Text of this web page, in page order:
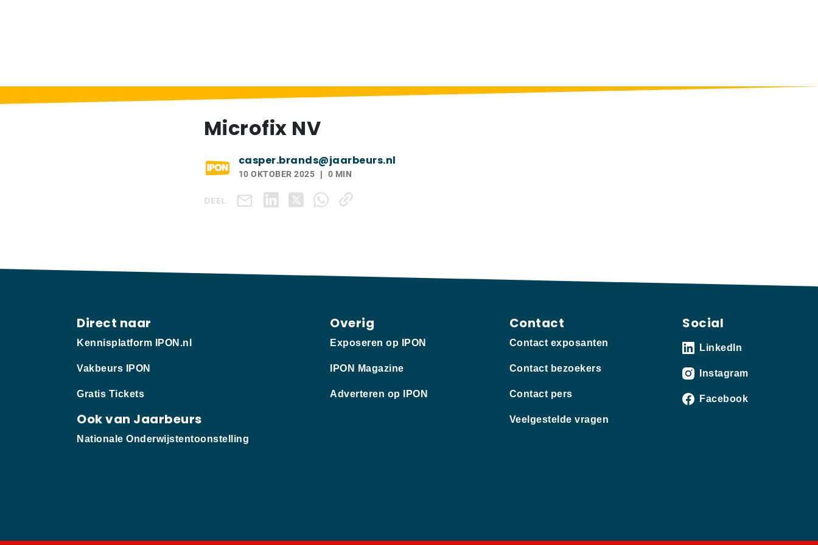
Microfix NV
casper.brands@jaarbeurs.nl
10 OKTOBER 2025 0 MIN
DEEL
Direct naar
Kennisplatform IPON.nl
Vakbeurs IPON
Gratis Tickets
Ook van Jaarbeurs
Nationale Onderwijstentoonstelling
Overig
Exposeren op IPON
IPON Magazine
Adverteren op IPON
Contact
Contact exposanten
Contact bezoekers
Contact pers
Veelgestelde vragen
Social
LinkedIn
Instagram
Facebook